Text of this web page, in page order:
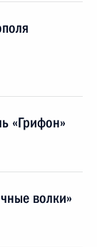
«Грифон»
волки»